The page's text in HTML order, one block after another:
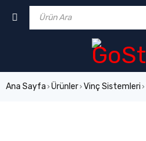
Ana Sayfa › Ürünler› Vinç Sistemleri ›